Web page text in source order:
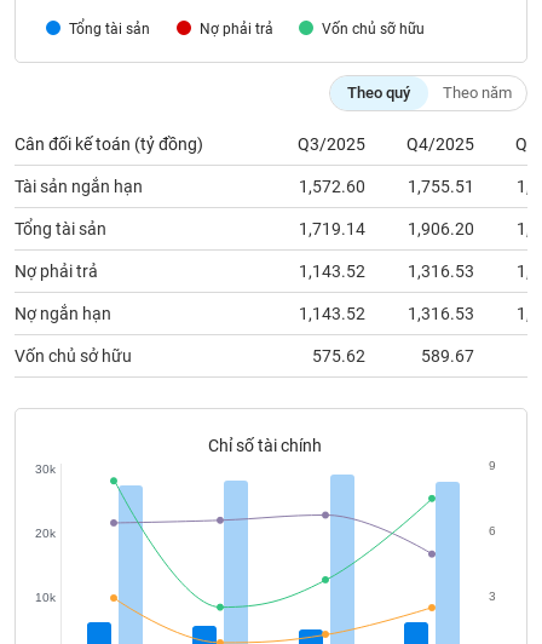
Tổng tài sản Nợ phải trả Vốn chủ sỡ hữu
Theo quý Theo năm
Cân đối kế toán (tỷ đồng) Q3/2025 Q4/2025
Tài sản ngắn hạn 1,572.60 1,755.51
Tổng tài sản 1,719.14 1,906.20
Nợ phải trả 1,143.52 1,316.53
Nợ ngắn hạn 1,143.52 1,316.53
Vốn chủ sở hữu 575.62 589.67
Chỉ số tài chính
10k
20k
30k
3
6
9
chính
Công
cụ
đầu
tư
tài